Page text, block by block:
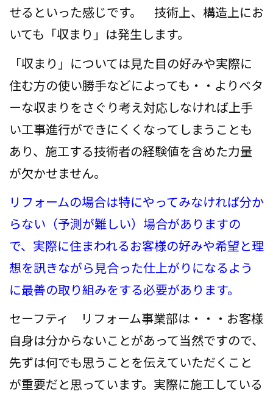
スタッフブログ
せるといった感じです。 技術上、構造上にお
いても「収まり」は発生します。
「収まり」については見た目の好みや実際に
住む方の使い勝手などによっても・・よりベタ
ーな収まりをさぐり考え対応しなければ上手
い工事進行ができにくくなってしまうことも
あり、施工する技術者の経験値を含めた力量
が欠かせません。
リフォームの場合は特にやってみなければ分か
らない（予測が難しい）場合がありますの
で、実際に住まわれるお客様の好みや希望と理
想を訊きながら見合った仕上がりになるよう
に最善の取り組みをする必要があります。
セーフティ リフォーム事業部は・・・お客様
自身は分からないことがあって当然ですので、
先ずは何でも思うことを伝えていただくこと
が重要だと思っています。実際に施工している